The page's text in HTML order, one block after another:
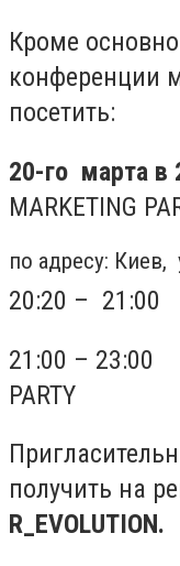
Кроме
конференции
посетить:
20-го марта в
MARKETING
по адресу: Киев,
20:20 –
21:00 –
PARTY
получить на
R_EVOLUTION.